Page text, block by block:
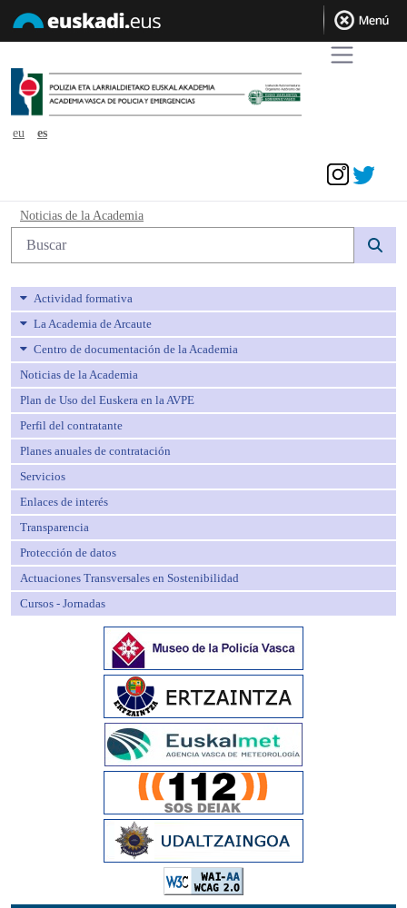
eu
es
Noticias de la Academia - avpe
Noticias de la Academia
Búsqueda web
Actividad formativa
La Academia de Arcaute
Centro de documentación de la Academia
Noticias de la Academia
Plan de Uso del Euskera en la AVPE
Perfil del contratante
Planes anuales de contratación
Servicios
Enlaces de interés
Transparencia
Protección de datos
Actuaciones Transversales en Sostenibilidad
Cursos - Jornadas